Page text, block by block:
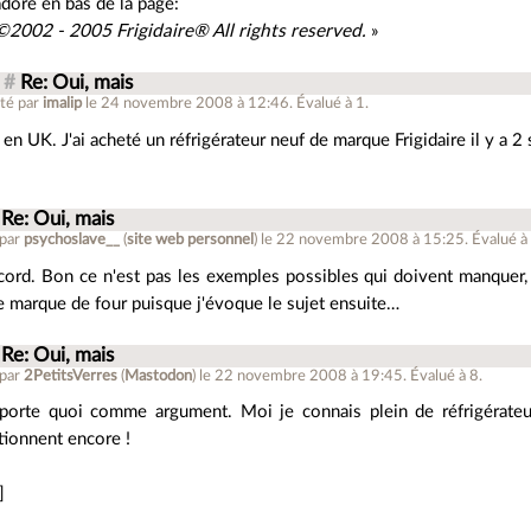
en bas de la page:
- 2005 Frigidaire® All rights reserved. »
# Re: Oui, mais
par imalip le 24 novembre 2008 à 12:46. Évalué à 1 .
en UK. J'ai acheté un réfrigérateur neuf de marque Frigidaire il y a 2
Re: Oui, mais
psychoslave__ (site web personnel ) le 22 novembre 2008 à 15:25. Évalué à
Bon ce n'est pas les exemples possibles qui doivent
marque de four puisque j'évoque le sujet ensuite…
Re: Oui, mais
2PetitsVerres ( Mastodon) le 22 novembre 2008 à 19:45. Évalué à8.
quoi comme argument. Moi je connais plein de
encore !